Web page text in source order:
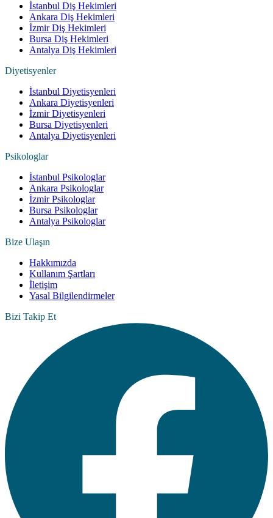
İstanbul Diş Hekimleri
Ankara Diş Hekimleri
İzmir Diş Hekimleri
Bursa Diş Hekimleri
Antalya Diş Hekimleri
Diyetisyenler
İstanbul Diyetisyenleri
Ankara Diyetisyenleri
İzmir Diyetisyenleri
Bursa Diyetisyenleri
Antalya Diyetisyenleri
Psikologlar
İstanbul Psikologlar
Ankara Psikologlar
İzmir Psikologlar
Bursa Psikologlar
Antalya Psikologlar
Bize Ulaşın
Hakkımızda
Kullanım Şartları
İletişim
Yasal Bilgilendirmeler
Bizi Takip Et